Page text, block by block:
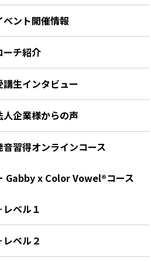
ベント開催情報
ーチ紹介
講生インタビュー
人企業様からの声
音習得オンラインコース
Gabby x Color Vowel®︎コース
レベル１
レベル２